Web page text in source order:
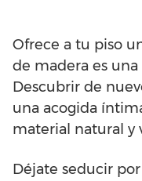
Ofrece a tu piso
de madera es
Descubrir de
una acogida
material natural y
Déjate seducir